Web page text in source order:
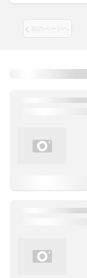
前のページへ